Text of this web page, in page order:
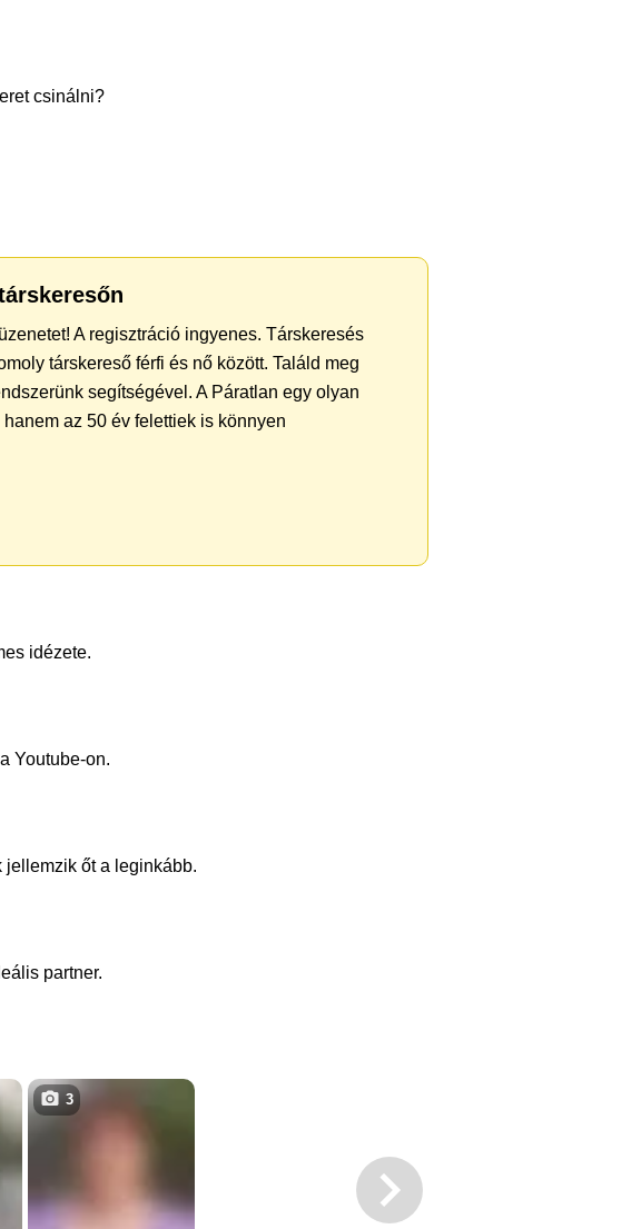
csinálni?
A regisztráció ingyenes. Társkeresés
társkereső férfi és nő között. Találd meg
segítségével. A Páratlan egy olyan
az 50 év felettiek is könnyen
idézete.
Youtube-on.
őt a leginkább.
partner.
3